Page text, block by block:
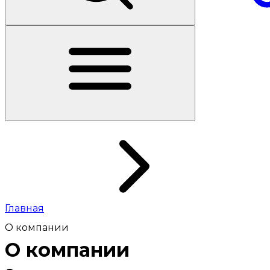
Главная
О компании
О компании